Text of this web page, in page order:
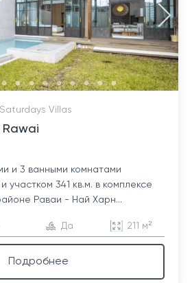
Villas
и 3 ванными комнатами
участком 341 кв.м. в комплексе
Раваи - Най Харн...
Да 211 м²
Подробнее